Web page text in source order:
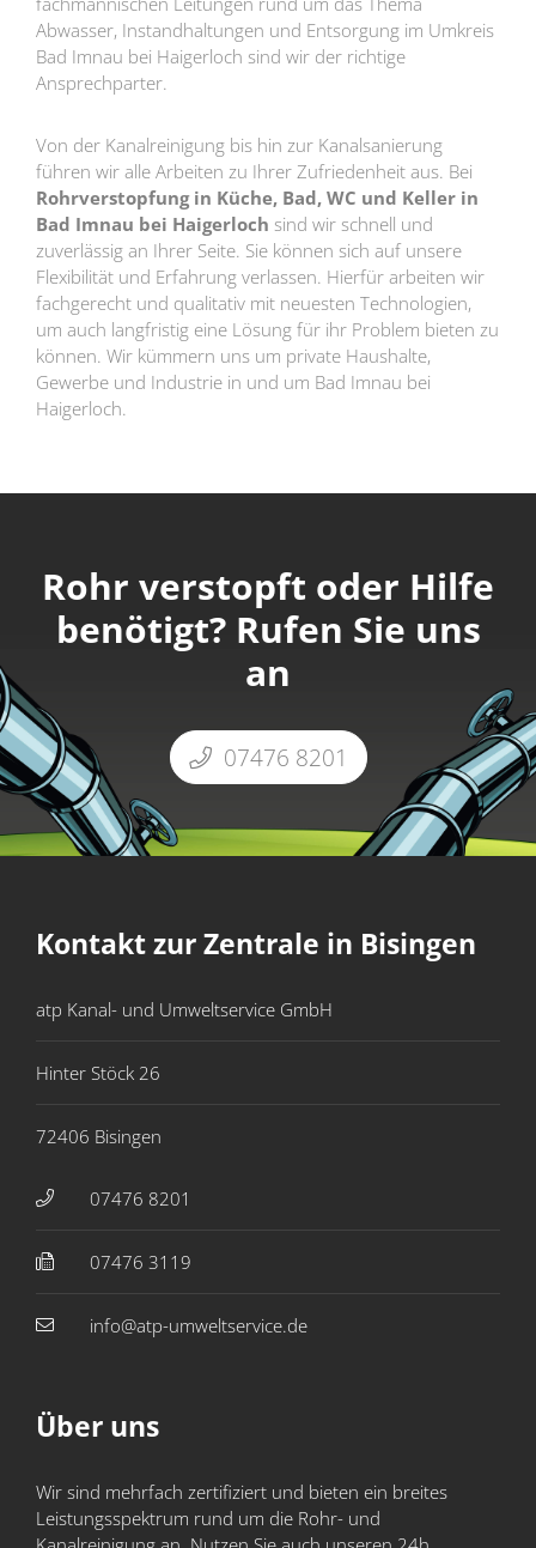
Abwasser, Instandhaltungen und Entsorgung im Umkreis
Bad Imnau bei Haigerloch sind wir der richtige
Ansprechparter.
Von der Kanalreinigung bis hin zur Kanalsanierung
führen wir alle Arbeiten zu Ihrer Zufriedenheit aus. Bei
Rohrverstopfung in Küche, Bad, WC und Keller in
Bad Imnau bei Haigerloch sind wir schnell und
zuverlässig an Ihrer Seite. Sie können sich auf unsere
Flexibilität und Erfahrung verlassen. Hierfür arbeiten wir
fachgerecht und qualitativ mit neuesten Technologien,
um auch langfristig eine Lösung für ihr Problem bieten zu
können. Wir kümmern uns um private Haushalte,
Gewerbe und Industrie in und um Bad Imnau bei
Haigerloch.
Rohr verstopft oder Hilfe
benötigt? Rufen Sie uns
an
07476 8201
Kontakt zur Zentrale in Bisingen
atp Kanal- und Umweltservice GmbH
Hinter Stöck 26
72406 Bisingen
07476 8201
07476 ​3119
info@atp-umweltservice.de
Über uns
Wir sind mehrfach zertifiziert und bieten ein breites
Leistungs­spektrum rund um die Rohr- und